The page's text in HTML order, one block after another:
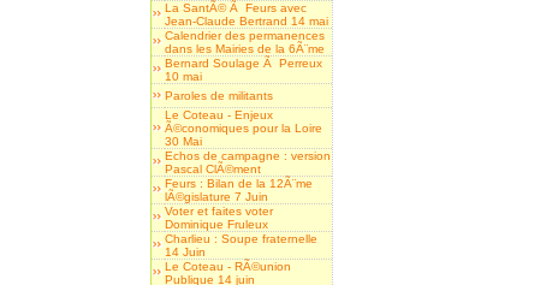
La SantÃ© Ã Feurs avec
Jean-Claude Bertrand 14 mai
Calendrier des permanences
dans les Mairies de la 6Ã¨me
Bernard Soulage Ã Perreux
10 mai
Paroles de militants
Le Coteau - Enjeux
Ã©conomiques pour la Loire
30 Mai
Echos de campagne : version
Pascal ClÃ©ment
Feurs : Bilan de la 12Ã¨me
lÃ©gislature 7 Juin
Voter et faites voter
Dominique Fruleux
Charlieu : Soupe fraternelle
14 Juin
Le Coteau - RÃ©union
Publique 14 juin